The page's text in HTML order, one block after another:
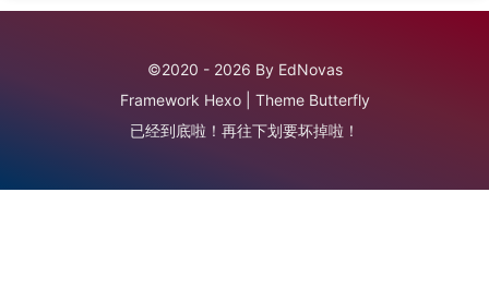
©2020 - 2026 By EdNovas
Framework Hexo Theme Butterfly
已经到底啦！再往下划要坏掉啦！